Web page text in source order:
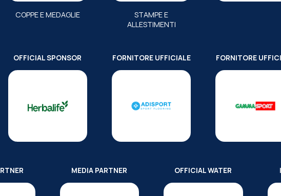
COPPE E MEDAGLIE
STAMPE E
ALLESTIMENTI
OFFICIAL SPONSOR FORNITORE UFFICIALE FORNITORE
MEDIA PARTNER OFFICIAL WATER